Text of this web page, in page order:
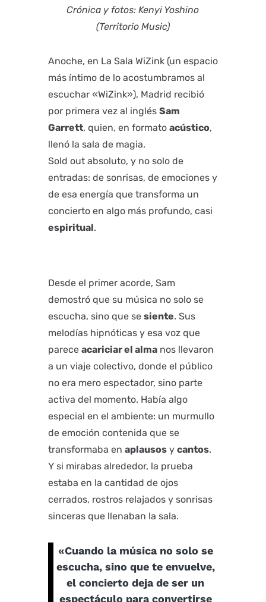
Crónica y fotos: Kenyi Yoshino
(Territorio Music)
Anoche, en La Sala WiZink (un espacio
más íntimo de lo acostumbramos al
escuchar «WiZink»), Madrid recibió
por primera vez al inglés Sam
Garrett, quien, en formato acústico,
llenó la sala de magia.
Sold out absoluto, y no solo de
entradas: de sonrisas, de emociones y
de esa energía que transforma un
concierto en algo más profundo, casi
espiritual.
Desde el primer acorde, Sam
demostró que su música no solo se
escucha, sino que se siente. Sus
melodías hipnóticas y esa voz que
parece acariciar el almanos llevaron
a un viaje colectivo, donde el público
no era mero espectador, sino parte
activa del momento. Había algo
especial en el ambiente: un murmullo
de emoción contenida que se
transformaba en aplausosy cantos.
Y si mirabas alrededor, la prueba
estaba en la cantidad de ojos
cerrados, rostros relajados y sonrisas
sinceras que llenaban la sala.
«Cuando la música no solo se
escucha, sino que te envuelve,
el concierto deja de ser un
espectáculo para convertirse